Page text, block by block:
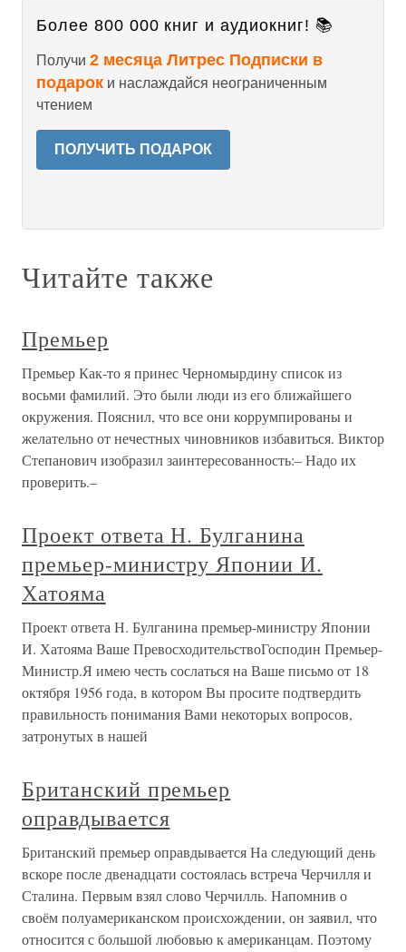
Более 800 000 книг и аудиокниг! 📚
Получи 2 месяца Литрес Подписки в
подарок и наслаждайся неограниченным
чтением
ПОЛУЧИТЬ ПОДАРОК
Читайте также
Премьер
Премьер Как-то я принес Черномырдину список из
восьми фамилий. Это были люди из его ближайшего
окружения. Пояснил, что все они коррумпированы и
желательно от нечестных чиновников избавиться. Виктор
Степанович изобразил заинтересованность:– Надо их
проверить.–
Проект ответа Н. Булганина
премьер-министру Японии И.
Хатояма
Проект ответа Н. Булганина премьер-министру Японии
И. Хатояма Ваше ПревосходительствоГосподин Премьер-
Министр.Я имею честь сослаться на Ваше письмо от 18
октября 1956 года, в котором Вы просите подтвердить
правильность понимания Вами некоторых вопросов,
затронутых в нашей
Британский премьер
оправдывается
Британский премьер оправдывается На следующий день
вскоре после двенадцати состоялась встреча Черчилля и
Сталина. Первым взял слово Черчилль. Напомнив о
своём полуамериканском происхождении, он заявил, что
относится с большой любовью к американцам. Поэтому